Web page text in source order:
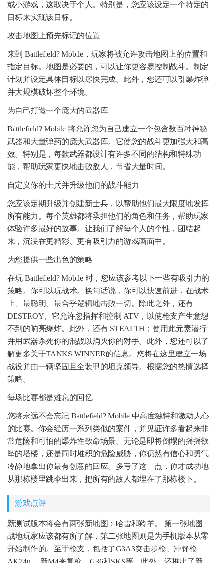
或小游戏，这取决于个人。特别是，您应该设定一个特定的
目标来实现该目标。
攻击地图上预先标记的位置
来到 Battlefield? Mobile，玩家将被允许攻击地图上的位置和
指定目标。地图是必要的，可以让你更容易控制战斗。制定
计划并设定具体目标以尽快完成。此外，您还可以引爆炸弹
并大规模破坏整个环境。
为自己打造一个庞大的武器库
Battlefield? Mobile 将允许您为自己建立一个包含数百种神秘
武器和大量弹药的庞大武器库。它使您的战斗更加强大和高
效。特别是，每款武器都设计有许多不同的结构和特殊功
能，帮助玩家更快地击败敌人，节省大量时间。
自定义你的士兵并升级他们的战斗能力
您应该定期升级并创建新士兵，以帮助他们最大限度地发挥
所有能力。每个英雄都将承担他们的角色和任务，帮助玩家
体验许多最好的故事。让我们了解每个人的个性，团结起
来，沉浸在更精彩、更有吸引力的游戏画面中。
为您提供一些出色的策略
在玩 Battlefield? Mobile 时，您应该参考以下一些有吸引力的
策略。你可以玩战术。换句话说，你可以快速前进，在战术
上、最聪明、最合乎逻辑地击败一切。除此之外，还有
DESTROY。它允许您指挥和控制 ATV，以使枪支产生意想
不到的响亮爆炸。此外，还有 STEALTH；使用此元素潜行
并用武器杀死你的混战以消灭你的对手。此外，您还可以了
解更多关于TANKS WINNER的信息。您将在这里建立一场
战役并由一辆坚固且全装甲的坦克领导。根据您的热情选择
策略。
每场比赛都是难忘的回忆
您将永远不会忘记 Battlefield? Mobile 中高度独特和激动人心
的比赛。你会经历一系列类似的案件，并见证许多看起来非
常危险和可怕的爆炸性致命场景。无论是即将倒塌的摇摇欲
坠的塔楼，还是同时堆积的危险威胁，你仍然有信心和勇气
冷静地拿出你最有创意的回应。多亏了这一点，你才成功地
从那栋楼里跳伞出来，把所有的敌人都埋在了那栋楼下。
游戏点评
新测试版本将会有两张新地图：哈雷和羚羊。 第一张地图
战地玩家应该都有所了解，第二张地图则是为手机版本从零
开始制作的。至于枪支，包括了G3A3突击步枪、冲锋枪